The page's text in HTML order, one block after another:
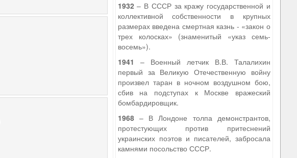
1932– В СССР за кражу государственной и
коллективной собственности в крупных
размерах введена смертная казнь - «закон о
трех колосках» (знаменитый «указ семь-
восемь»).
1941 – Военный летчик В.В. Талалихин
первый за Великую Отечественную войну
произвел таран в ночном воздушном бою,
сбив на подступах к Москве вражеский
бомбардировщик.
1968– В Лондоне толпа демонстрантов,
протестующих против притеснений
украинских поэтов и писателей, забросала
камнями посольство СССР.